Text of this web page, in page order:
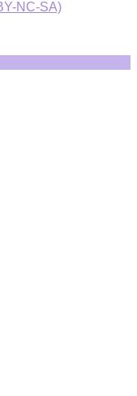
NC-SA)